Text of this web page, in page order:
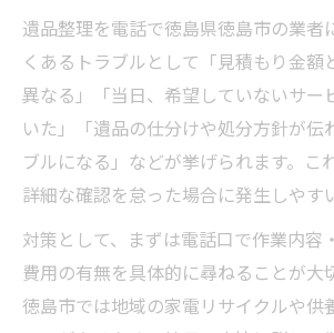
遺品整理を電話で徳島県徳島市の業者
くあるトラブルとして「見積もり金額
異なる」「当日、希望していないサー
いた」「遺品の仕分けや処分方針が伝
ブルになる」などが挙げられます。こ
詳細な確認を怠った場合に発生しやす
対策として、まずは電話口で作業内容
費用の有無を具体的に尋ねることが大
徳島市では地域の家電リサイクルや供